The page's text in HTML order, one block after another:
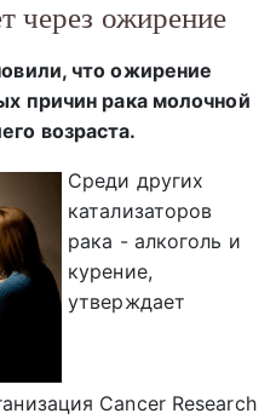
через ожирение
что ожирение
причин рака молочной
возраста.
Среди других
катализаторов
рака - алкоголь и
курение,
утверждает
Cancer Research